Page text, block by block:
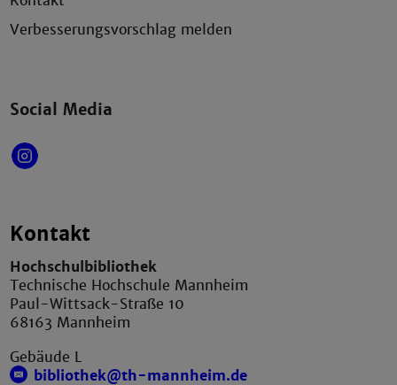
Verbesserungsvorschlag melden
Social Media
Kontakt
Hochschulbibliothek
Technische Hochschule Mannheim
Paul-Wittsack-Straße 10
68163 Mannheim
Gebäude L
bibliothek@th-mannheim.de